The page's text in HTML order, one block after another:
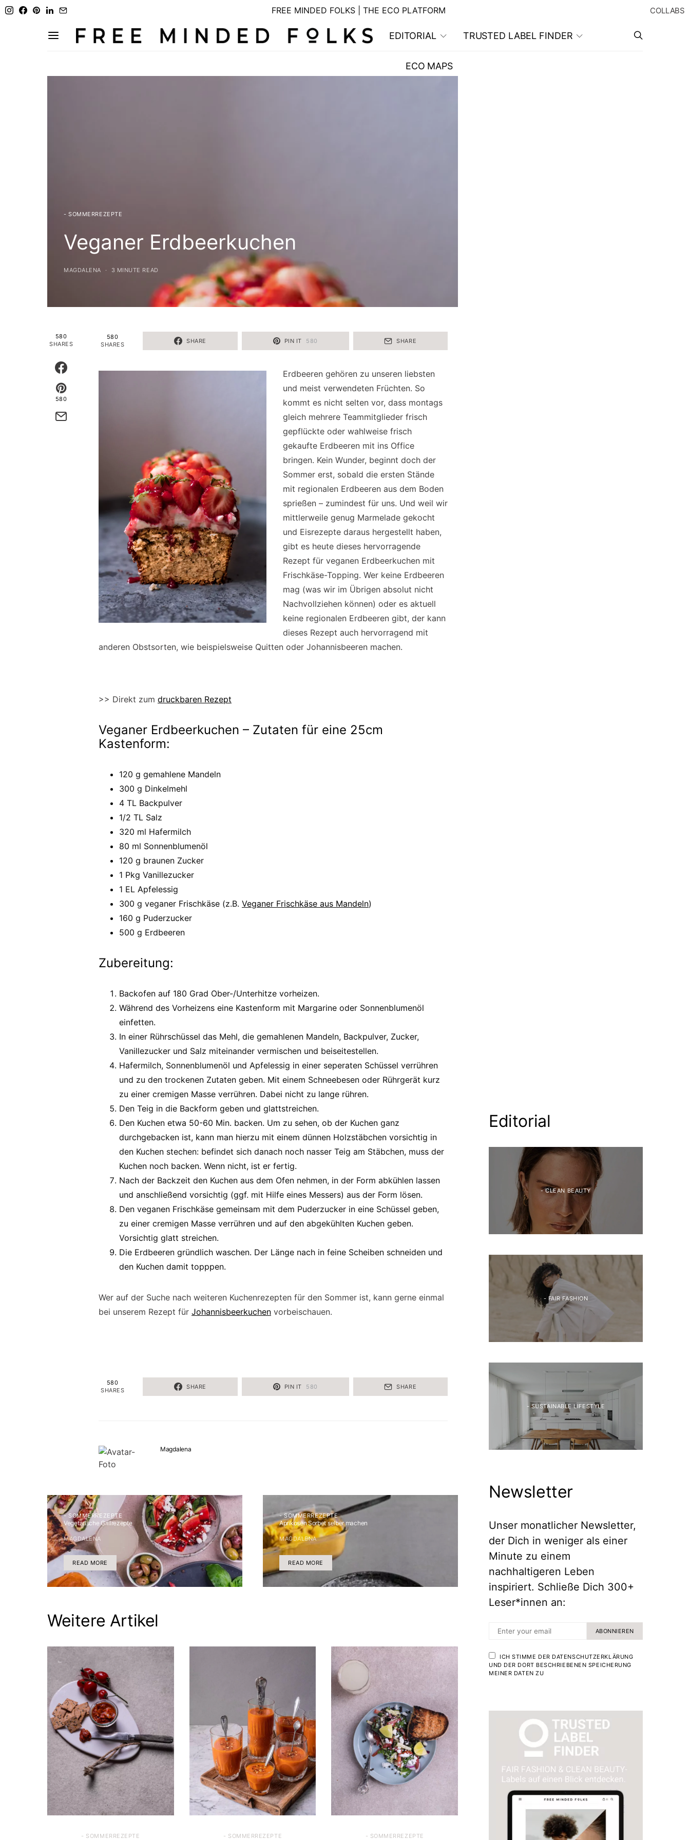
FREE MINDED FOLKS | THE ECO PLATFORM COLLABS
EDITORIAL TRUSTED LABEL FINDER
ECO MAPS
- SOMMERREZEPTE
Veganer Erdbeerkuchen
MAGDALENA 3 MINUTE READ
580
SHARES
580
580
SHARES
SHARE PIN IT 580 SHARE
Erdbeeren gehören zu unseren liebsten
und meist verwendeten Früchten. So
kommt es nicht selten vor, dass montags
gleich mehrere Teammitglieder frisch
gepflückte oder wahlweise frisch
gekaufte Erdbeeren mit ins Office
bringen. Kein Wunder, beginnt doch der
Sommer erst, sobald die ersten Stände
mit regionalen Erdbeeren aus dem Boden
sprießen – zumindest für uns. Und weil wir
mittlerweile genug Marmelade gekocht
und Eisrezepte daraus hergestellt haben,
gibt es heute dieses hervorragende
Rezept für veganen Erdbeerkuchen mit
Frischkäse-Topping. Wer keine Erdbeeren
mag (was wir im Übrigen absolut nicht
Nachvollziehen können) oder es aktuell
keine regionalen Erdbeeren gibt, der kann
dieses Rezept auch hervorragend mit
anderen Obstsorten, wie beispielsweise Quitten oder Johannisbeeren machen.
>> Direkt zum druckbaren Rezept
Veganer Erdbeerkuchen – Zutaten für eine 25cm
Kastenform:
120 g gemahlene Mandeln
300 g Dinkelmehl
4 TL Backpulver
1/2 TL Salz
320 ml Hafermilch
80 ml Sonnenblumenöl
120 g braunen Zucker
1 Pkg Vanillezucker
1 EL Apfelessig
300 g veganer Frischkäse (z.B. Veganer Frischkäse aus Mandeln)
160 g Puderzucker
500 g Erdbeeren
Zubereitung:
Backofen auf 180 Grad Ober-/Unterhitze vorheizen.
Während des Vorheizens eine Kastenform mit Margarine oder Sonnenblumenöl
einfetten.
In einer Rührschüssel das Mehl, die gemahlenen Mandeln, Backpulver, Zucker,
Vanillezucker und Salz miteinander vermischen und beiseitestellen.
Hafermilch, Sonnenblumenöl und Apfelessig in einer seperaten Schüssel verrühren
und zu den trockenen Zutaten geben. Mit einem Schneebesen oder Rührgerät kurz
zu einer cremigen Masse verrühren. Dabei nicht zu lange rühren.
Den Teig in die Backform geben und glattstreichen.
Den Kuchen etwa 50-60 Min. backen. Um zu sehen, ob der Kuchen ganz
durchgebacken ist, kann man hierzu mit einem dünnen Holzstäbchen vorsichtig in
den Kuchen stechen: befindet sich danach noch nasser Teig am Stäbchen, muss der
Kuchen noch backen. Wenn nicht, ist er fertig.
Nach der Backzeit den Kuchen aus dem Ofen nehmen, in der Form abkühlen lassen
und anschließend vorsichtig (ggf. mit Hilfe eines Messers) aus der Form lösen.
Den veganen Frischkäse gemeinsam mit dem Puderzucker in eine Schüssel geben,
zu einer cremigen Masse verrühren und auf den abgekühlten Kuchen geben.
Vorsichtig glatt streichen.
Die Erdbeeren gründlich waschen. Der Länge nach in feine Scheiben schneiden und
den Kuchen damit topppen.
Wer auf der Suche nach weiteren Kuchenrezepten für den Sommer ist, kann gerne einmal
bei unserem Rezept für Johannisbeerkuchen vorbeischauen.
580
SHARES
SHARE PIN IT 580 SHARE
Magdalena
- SOMMERREZEPTE
Vegetarische Grillrezepte
MAGDALENA
READ MORE
- SOMMERREZEPTE
Aprikosen Sorbet selber machen
MAGDALENA
READ MORE
Weitere Artikel
- SOMMERREZEPTE - SOMMERREZEPTE - SOMMERREZEPTE - SOMMERREZEPTE
Editorial
- CLEAN BEAUTY
- FAIR FASHION
- SUSTAINABLE LIFESTYLE
Newsletter
Unser monatlicher Newsletter,
der Dich in weniger als einer
Minute zu einem
nachhaltigeren Leben
inspiriert. Schließe Dich 300+
Leser*innen an:
ABONNIEREN
ICH STIMME DER DATENSCHUTZERKLÄRUNG
UND DER DORT BESCHRIEBENEN SPEICHERUNG
MEINER DATEN ZU